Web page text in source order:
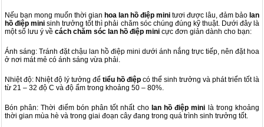
Nếu bạn mong muốn thời gian hoa lan hồ điệp mini tươi được lâu, đảm bảo lan
hồ điệp minisinh trưởng tốt thì phải chăm sóc chúng đúng kỹ thuật. Dưới đây là
một số lưu ý về cách chăm sóc lan hồ điệp mini cực đơn giản dành cho bạn:
Ánh sáng: Tránh đặt chậu lan hồ điệp mini dưới ánh nắng trực tiếp, nên đặt hoa
ở nơi mát mẻ có ánh sáng vừa phải.
Nhiệt độ: Nhiệt độ lý tưởng để tiểu hồ điệp có thể sinh trưởng và phát triển tốt là
từ 21 – 32 độ C và độ ẩm trong khoảng 50 – 80%.
Bón phân: Thời điểm bón phân tốt nhất cho lan hồ điệp mini là trong khoảng
thời gian mùa hè và trong giai đoạn cây đang trong quá trình sinh trưởng tốt.